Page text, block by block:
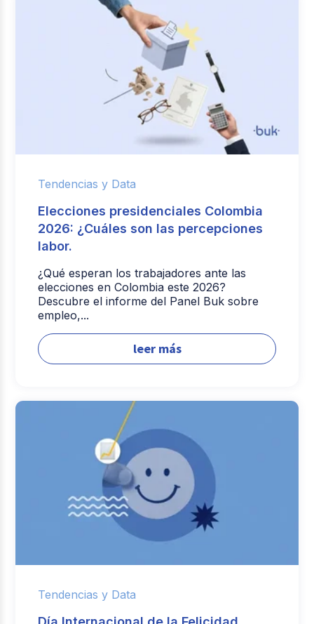
Tendencias y Data
Elecciones presidenciales Colombia
2026: ¿Cuáles son las percepciones
labor.
¿Qué esperan los trabajadores ante las
elecciones en Colombia este 2026?
Descubre el informe del Panel Buk sobre
empleo,...
leer más
Tendencias y Data